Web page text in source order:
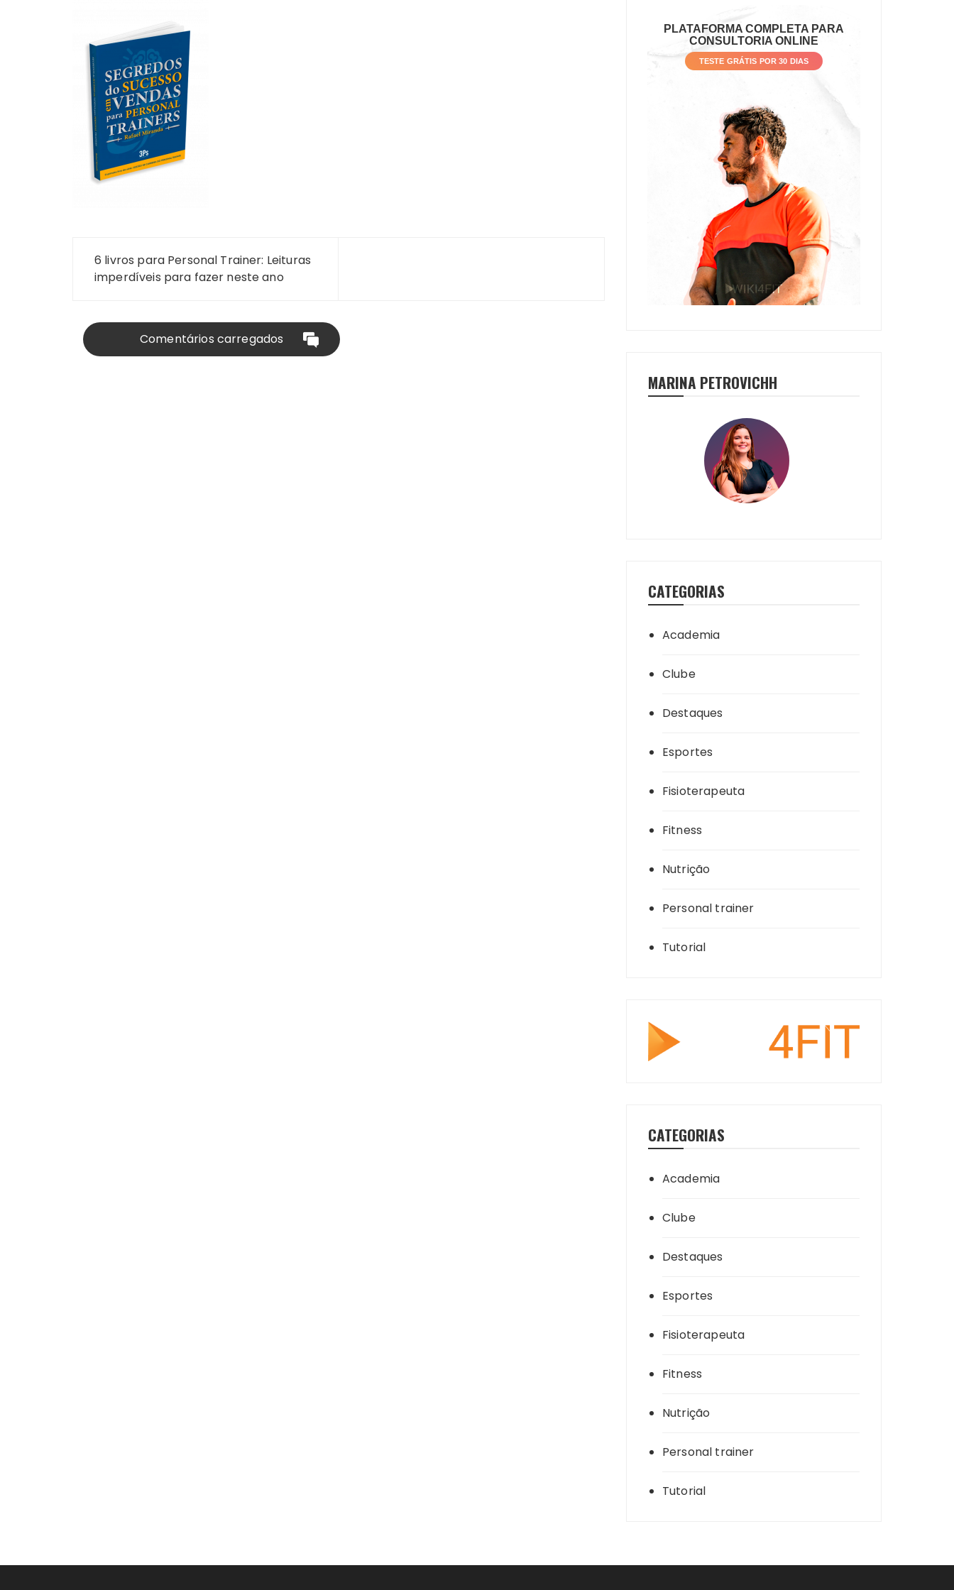
Navegação
de6 livros para Personal Trainer: Leituras
imperdíveis para fazer neste ano
Comentários carregados
PLATAFORMA COMPLETA PARA
CONSULTORIA ONLINE
TESTE GRÁTIS POR 30 DIAS
MARINA PETROVICHH
CATEGORIAS
Academia
Clube
Destaques
Esportes
Fisioterapeuta
Fitness
Nutrição
Personal trainer
Tutorial
CATEGORIAS
Academia
Clube
Destaques
Esportes
Fisioterapeuta
Fitness
Nutrição
Personal trainer
Tutorial